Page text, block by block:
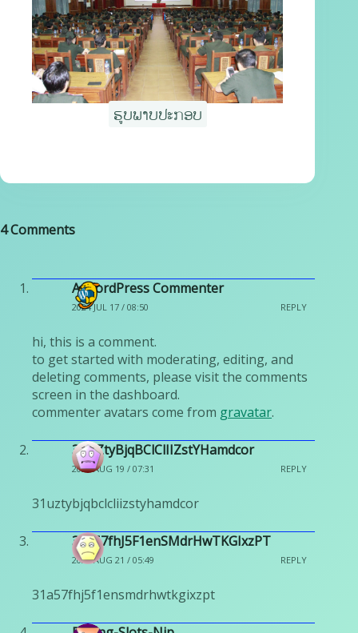
ຮູບພາບປະກອບ
4 Comments
A WordPress Commenter
2024 JUL 17 / 08:50 REPLY
hi, this is a comment.
to get started with moderating, editing, and
deleting comments, please visit the comments
screen in the dashboard.
commenter avatars come from gravatar.
31UZtyBjqBClClIIZstYHamdcor
2025 AUG 19 / 07:31 REPLY
31uztybjqbclcliizstyhamdcor
31a57fhJ5F1enSMdrHwTKGIxzPT
2025 AUG 21 / 05:49 REPLY
31a57fhj5f1ensmdrhwtkgixzpt